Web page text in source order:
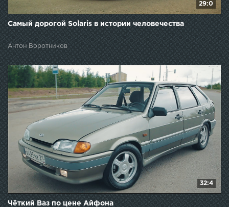
29:0
Самый дорогой Solaris в истории человечества
Антон Воротников
32:4
Чёткий Ваз по цене Айфона